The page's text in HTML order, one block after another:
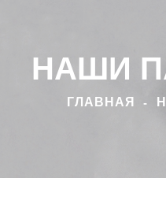
НАШИ
ГЛАВНАЯ